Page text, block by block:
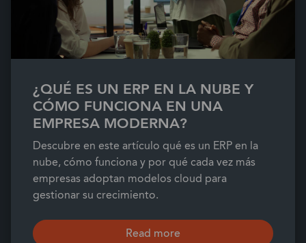
¿QUÉ ES UN ERP EN LA NUBE Y
CÓMO FUNCIONA EN UNA
EMPRESA MODERNA?
Descubre en este artículo qué es un ERP en la
nube, cómo funciona y por qué cada vez más
empresas adoptan modelos cloud para
gestionar su crecimiento.
Read more